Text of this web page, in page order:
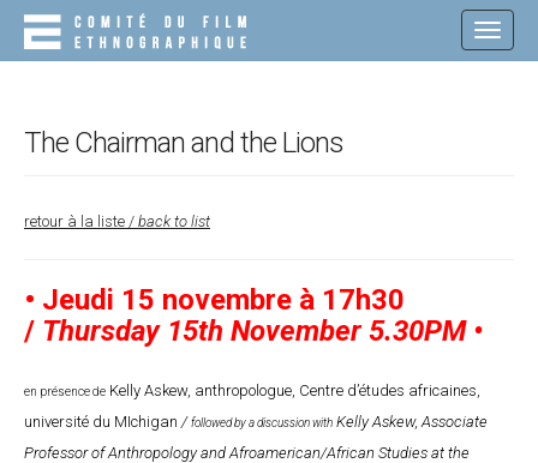
The Chairman and the Lions
retour à la liste / back to list
• Jeudi 15 novembre à 17h30
/ Thursday 15th November 5.30PM •
en présence de Kelly Askew, anthropologue, Centre d’études africaines,
université du MIchigan /followed by a discussionwith Kelly Askew, Associate
Professor of Anthropology and Afroamerican/African Studies at the